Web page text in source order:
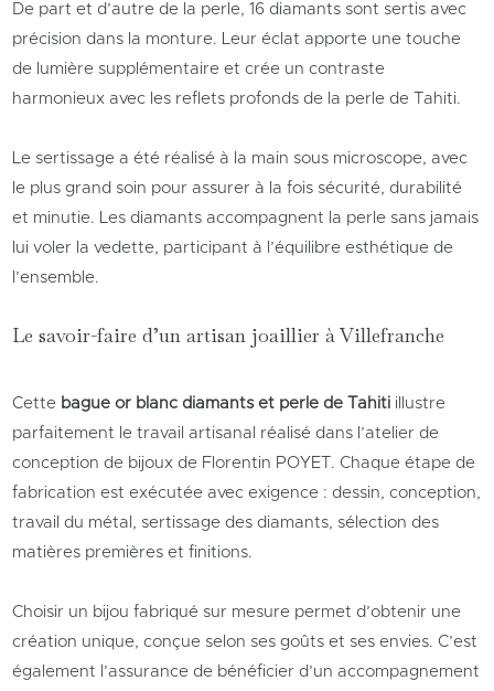
De part et d’autre de la perle, 16 diamants sont sertis avec
précision dans la monture. Leur éclat apporte une touche
de lumière supplémentaire et crée un contraste
harmonieux avec les reflets profonds de la perle de Tahiti.
Le sertissage a été réalisé à la main sous microscope, avec
le plus grand soin pour assurer à la fois sécurité, durabilité
et minutie. Les diamants accompagnent la perle sans jamais
lui voler la vedette, participant à l’équilibre esthétique de
l’ensemble.
Le savoir-faire d’un artisan joaillier à Villefranche
Cette bague or blanc diamants et perle de Tahiti illustre
parfaitement le travail artisanal réalisé dans l’atelier de
conception de bijoux de Florentin POYET. Chaque étape de
fabrication est exécutée avec exigence : dessin, conception,
travail du métal, sertissage des diamants, sélection des
matières premières et finitions.
Choisir un bijou fabriqué sur mesure permet d’obtenir une
création unique, conçue selon ses goûts et ses envies. C’est
également l’assurance de bénéficier d’un accompagnement